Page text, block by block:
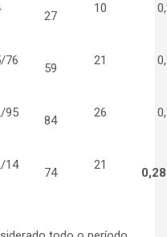
27
10
76
59
21
95
84
26
14
74
21
0,28